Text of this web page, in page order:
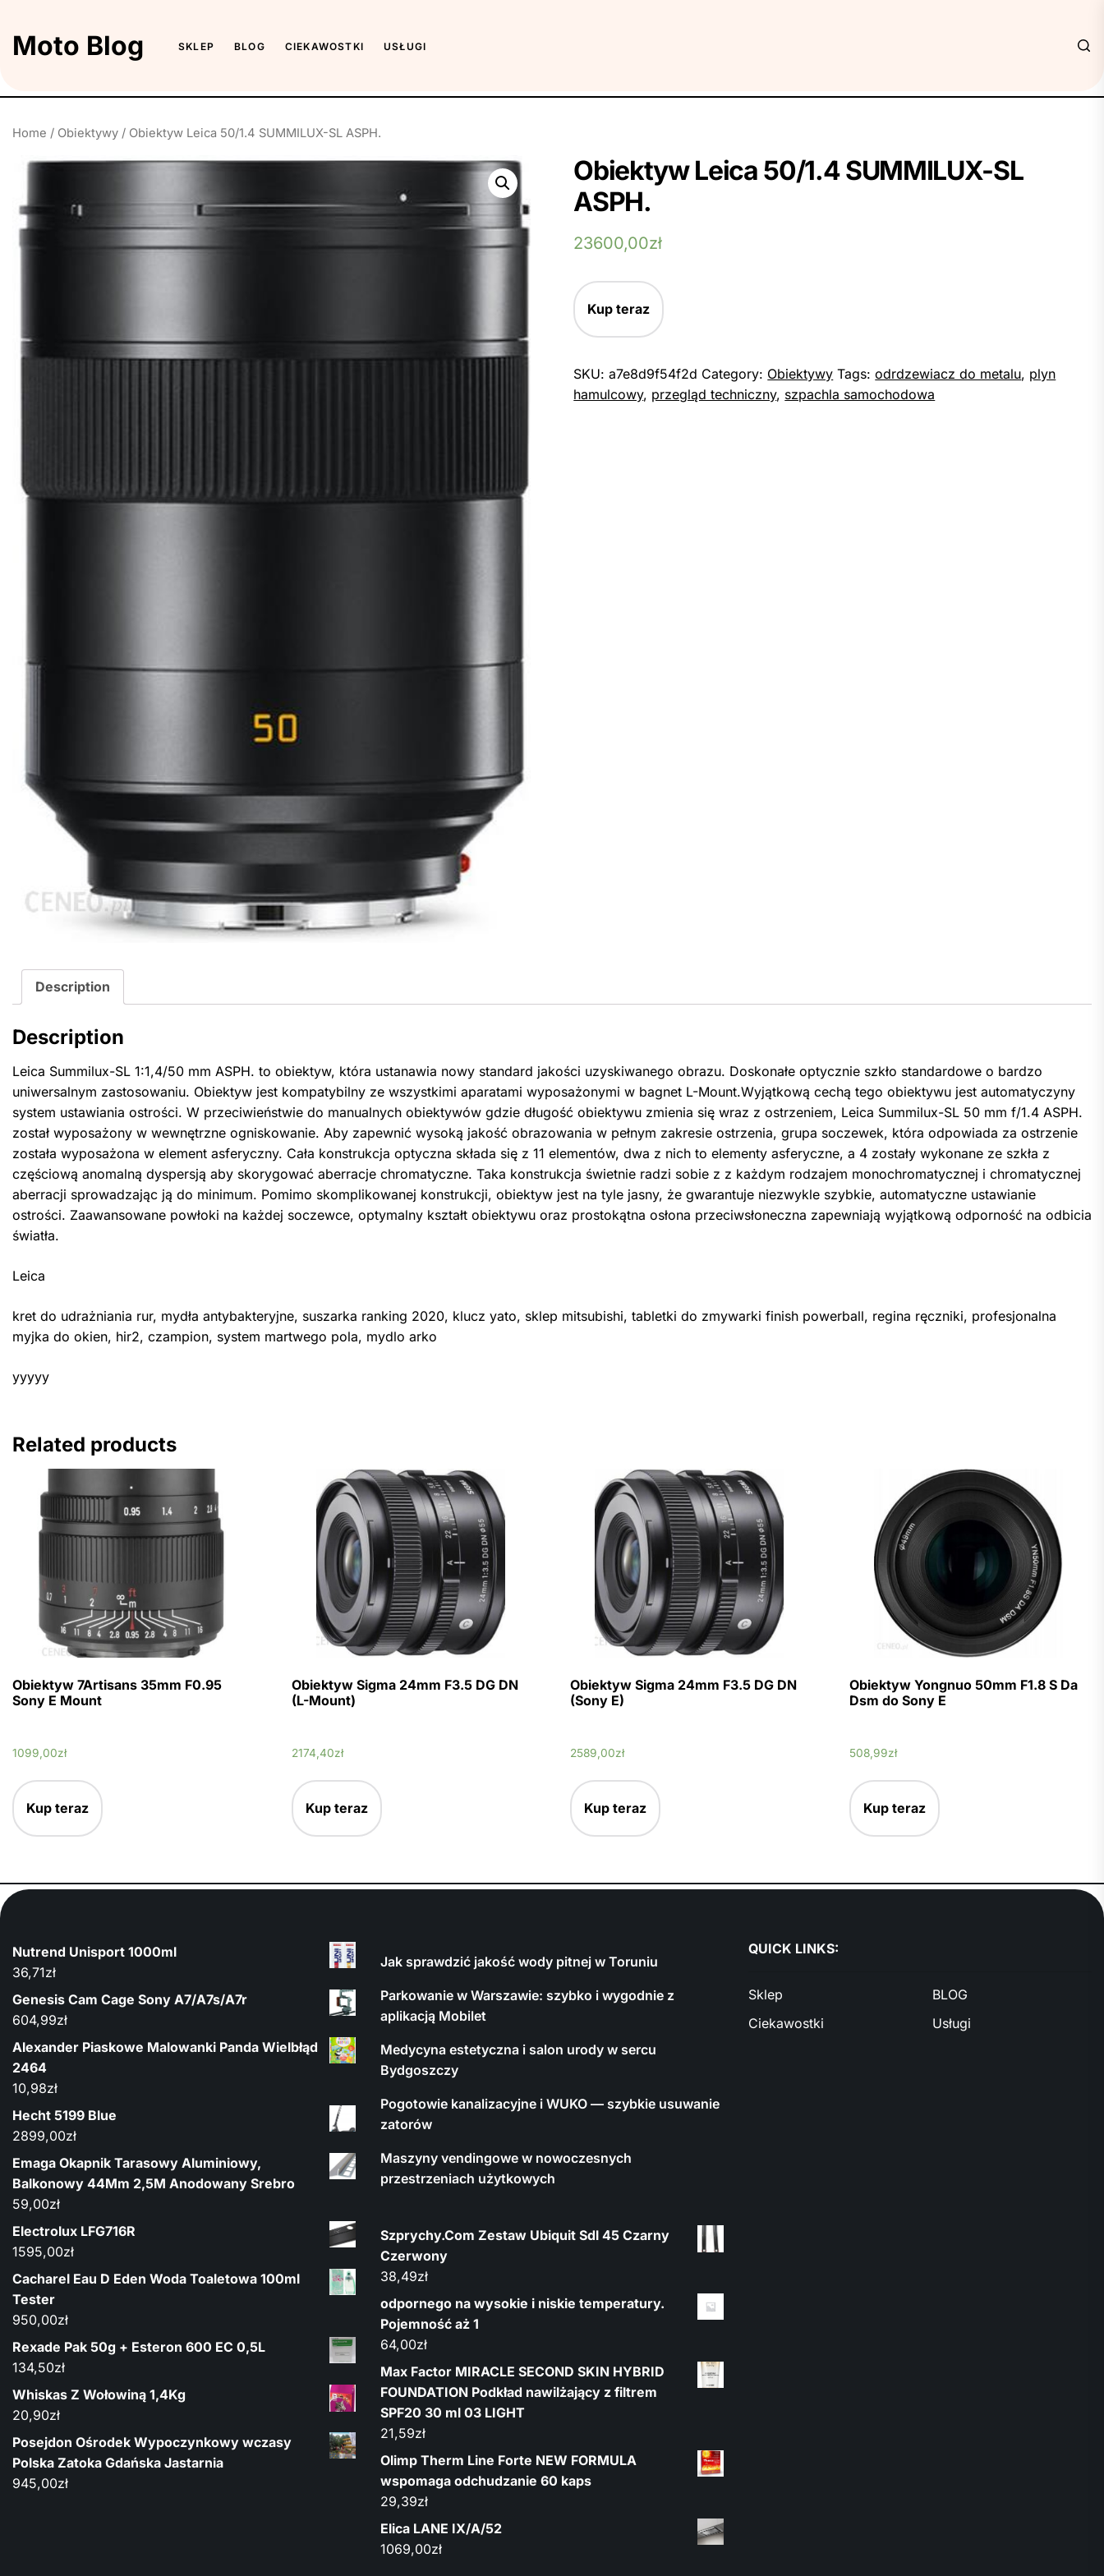
Moto Blog SKLEP BLOG CIEKAWOSTKI USŁUGI
Home / Obiektywy / Obiektyw Leica 50/1.4 SUMMILUX-SL ASPH.
Obiektyw Leica 50/1.4 SUMMILUX-SL
ASPH.
23600,00zł
Kup teraz
SKU:a7e8d9f54f2d Category: Obiektywy Tags:odrdzewiacz do metalu, plyn
hamulcowy, przegląd techniczny, szpachla samochodowa
Description
Description
Leica Summilux-SL 1:1,4/50 mm ASPH. to obiektyw, która ustanawia nowy standard jakości uzyskiwanego obrazu. Doskonałe optycznie szkło standardowe o bardzo
uniwersalnym zastosowaniu. Obiektyw jest kompatybilny ze wszystkimi aparatami wyposażonymi w bagnet L-Mount.Wyjątkową cechą tego obiektywu jest automatyczyny
system ustawiania ostrości. W przeciwieństwie do manualnych obiektywów gdzie długość obiektywu zmienia się wraz z ostrzeniem, Leica Summilux-SL 50 mm f/1.4 ASPH.
został wyposażony w wewnętrzne ogniskowanie. Aby zapewnić wysoką jakość obrazowania w pełnym zakresie ostrzenia, grupa soczewek, która odpowiada za ostrzenie
została wyposażona w element asferyczny. Cała konstrukcja optyczna składa się z 11 elementów, dwa z nich to elementy asferyczne, a 4 zostały wykonane ze szkła z
częściową anomalną dyspersją aby skorygować aberracje chromatyczne. Taka konstrukcja świetnie radzi sobie z z każdym rodzajem monochromatycznej i chromatycznej
aberracji sprowadzając ją do minimum. Pomimo skomplikowanej konstrukcji, obiektyw jest na tyle jasny, że gwarantuje niezwykle szybkie, automatyczne ustawianie
ostrości. Zaawansowane powłoki na każdej soczewce, optymalny kształt obiektywu oraz prostokątna osłona przeciwsłoneczna zapewniają wyjątkową odporność na odbicia
światła.
Leica
kret do udrażniania rur, mydła antybakteryjne, suszarka ranking 2020, klucz yato, sklep mitsubishi, tabletki do zmywarki finish powerball, regina ręczniki, profesjonalna
myjka do okien, hir2, czampion, system martwego pola, mydlo arko
yyyyy
Related products
Obiektyw 7Artisans 35mm F0.95
Sony E Mount
1099,00zł
Kup teraz
Obiektyw Sigma 24mm F3.5 DG DN
(L-Mount)
2174,40zł
Kup teraz
Obiektyw Sigma 24mm F3.5 DG DN
(Sony E)
2589,00zł
Kup teraz
Obiektyw Yongnuo 50mm F1.8 S Da
Dsm do Sony E
508,99zł
Kup teraz
Nutrend Unisport 1000ml
36,71zł
Genesis Cam Cage Sony A7/A7s/A7r
604,99zł
Alexander Piaskowe Malowanki Panda Wielbłąd
2464
10,98zł
Hecht 5199 Blue
2899,00zł
Emaga Okapnik Tarasowy Aluminiowy,
Balkonowy 44Mm 2,5M Anodowany Srebro
59,00zł
Electrolux LFG716R
1595,00zł
Cacharel Eau D Eden Woda Toaletowa 100ml
Tester
950,00zł
Rexade Pak 50g + Esteron 600 EC 0,5L
134,50zł
Whiskas Z Wołowiną 1,4Kg
20,90zł
Posejdon Ośrodek Wypoczynkowy wczasy
Polska Zatoka Gdańska Jastarnia
945,00zł
Jak sprawdzić jakość wody pitnej w Toruniu
Parkowanie w Warszawie: szybko i wygodnie z
aplikacją Mobilet
Medycyna estetyczna i salon urody w sercu
Bydgoszczy
Pogotowie kanalizacyjne i WUKO — szybkie usuwanie
zatorów
Maszyny vendingowe w nowoczesnych
przestrzeniach użytkowych
Szprychy.Com Zestaw Ubiquit Sdl 45 Czarny
Czerwony
38,49zł
odpornego na wysokie i niskie temperatury.
Pojemność aż 1
64,00zł
Max Factor MIRACLE SECOND SKIN HYBRID
FOUNDATION Podkład nawilżający z filtrem
SPF20 30 ml 03 LIGHT
21,59zł
Olimp Therm Line Forte NEW FORMULA
wspomaga odchudzanie 60 kaps
29,39zł
Elica LANE IX/A/52
1069,00zł
QUICK LINKS:
Sklep
BLOG
Ciekawostki
Usługi